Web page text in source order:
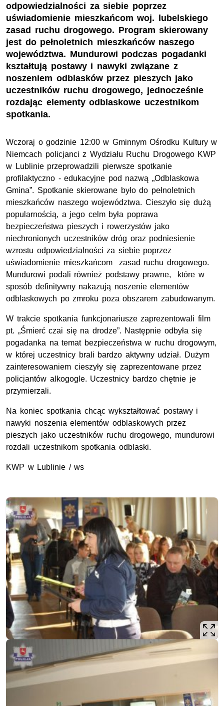
odpowiedzialności za siebie poprzez
uświadomienie mieszkańcom woj. lubelskiego
zasad ruchu drogowego. Program skierowany
jest do pełnoletnich mieszkańców naszego
województwa. Mundurowi podczas pogadanki
kształtują postawy i nawyki związane z
noszeniem odblasków przez pieszych jako
uczestników ruchu drogowego, jednocześnie
rozdając elementy odblaskowe uczestnikom
spotkania.
Wczoraj o godzinie 12:00 w Gminnym Ośrodku Kultury w
Niemcach policjanci z Wydziału Ruchu Drogowego KWP
w Lublinie przeprowadzili pierwsze spotkanie
profilaktyczno - edukacyjne pod nazwą „Odblaskowa
Gmina”. Spotkanie skierowane było do pełnoletnich
mieszkańców naszego województwa. Cieszyło się dużą
popularnością, a jego celm była poprawa
bezpieczeństwa pieszych i rowerzystów jako
niechronionych uczestników dróg oraz podniesienie
wzrostu odpowiedzialności za siebie poprzez
uświadomienie mieszkańcom zasad ruchu drogowego.
Mundurowi podali również podstawy prawne, które w
sposób definitywny nakazują noszenie elementów
odblaskowych po zmroku poza obszarem zabudowanym.
W trakcie spotkania funkcjonariusze zaprezentowali film
pt. „Śmierć czai się na drodze”. Następnie odbyła się
pogadanka na temat bezpieczeństwa w ruchu drogowym,
w której uczestnicy brali bardzo aktywny udział. Dużym
zainteresowaniem cieszyły się zaprezentowane przez
policjantów alkogogle. Uczestnicy bardzo chętnie je
przymierzali.
Na koniec spotkania chcąc wykształtować postawy i
nawyki noszenia elementów odblaskowych przez
pieszych jako uczestników ruchu drogowego, mundurowi
rozdali uczestnikom spotkania odblaski.
KWP w Lublinie / ws